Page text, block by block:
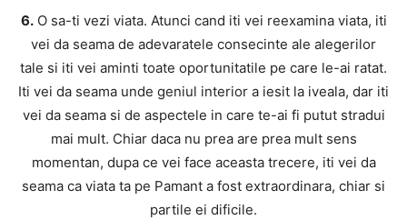
6.O sa-ti vezi viata. Atunci cand iti vei reexamina viata, iti
vei da seama de adevaratele consecinte ale alegerilor
tale si iti vei aminti toate oportunitatile pe care le-ai ratat.
Iti vei da seama unde geniul interior a iesit la iveala, dar iti
vei da seama si de aspectele in care te-ai fi putut stradui
mai mult. Chiar daca nu prea are prea mult sens
momentan, dupa ce vei face aceasta trecere, iti vei da
seama ca viata ta pe Pamant a fost extraordinara, chiar si
partile ei dificile.